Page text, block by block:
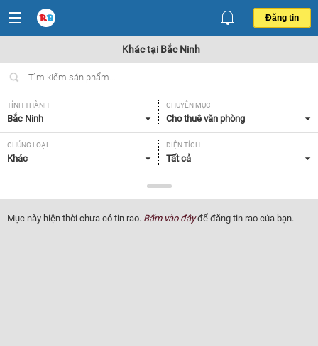
Đăng tin
Khác tại Bắc Ninh
TỈNH THÀNH
Bắc Ninh
CHUYÊN MỤC
Cho thuê văn phòng
CHỦNG LOẠI
Khác
DIỆN TÍCH
Tất cả
Tất cả
Mục này hiện thời chưa có tin rao. Bấm vào đâyđể đăng tin rao của bạn.